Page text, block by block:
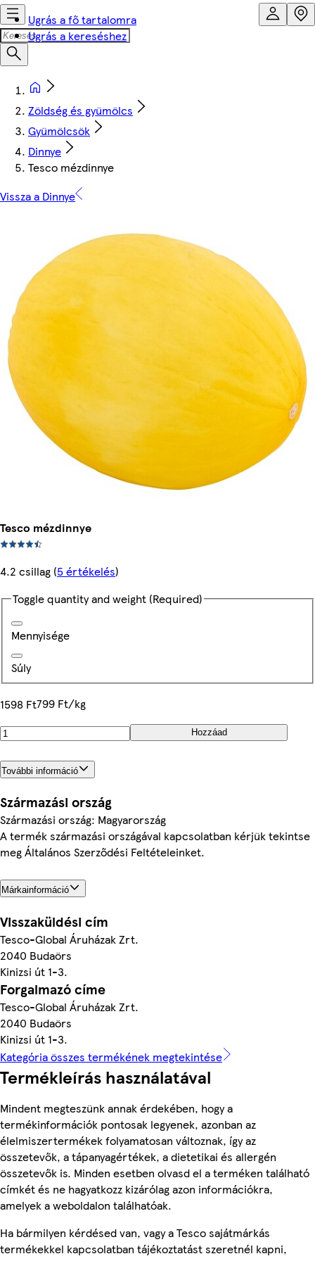
Ugrás a fő tartalomra
Ugrás a kereséshez
Zöldség és gyümölcs
Gyümölcsök
Dinnye
Tesco mézdinnye
Vissza a Dinnye
Tesco mézdinnye
4.2 csillag (5 értékelés)
Toggle quantity and weight (Required)
Mennyisége
Súly
1598 Ft799 Ft/kg
Hozzáad
További információ
Származási ország
Származási ország: Magyarország
A termék származási országával kapcsolatban kérjük tekintse
meg Általános Szerződési Feltételeinket.
Márkainformáció
Visszaküldési cím
Tesco-Global Áruházak Zrt.
2040 Budaörs
Kinizsi út 1-3.
Forgalmazó címe
Tesco-Global Áruházak Zrt.
2040 Budaörs
Kinizsi út 1-3.
Kategória összes termékének megtekintése
Termékleírás használatával
Mindent megteszünk annak érdekében, hogy a
termékinformációk pontosak legyenek, azonban az
élelmiszertermékek folyamatosan változnak, így az
összetevők, a tápanyagértékek, a dietetikai és allergén
összetevők is. Minden esetben olvasd el a terméken található
címkét és ne hagyatkozz kizárólag azon információkra,
amelyek a weboldalon találhatóak.
Ha bármilyen kérdésed van, vagy a Tesco sajátmárkás
termékekkel kapcsolatban tájékoztatást szeretnél kapni,